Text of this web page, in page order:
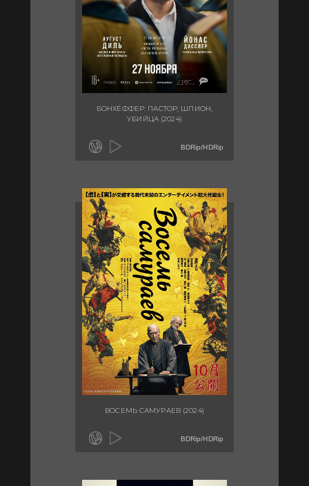
БОНХЁФФЕР: ПАСТОР, ШПИОН,
УБИЙЦА (2024)
BDRip/HDRip
ВОСЕМЬ САМУРАЕВ (2024)
BDRip/HDRip